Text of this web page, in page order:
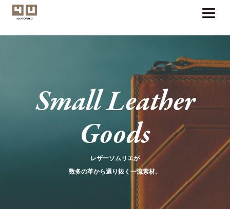
Small Leather
Goods
レザーソムリエが
数多の革から選り抜く一流素材。